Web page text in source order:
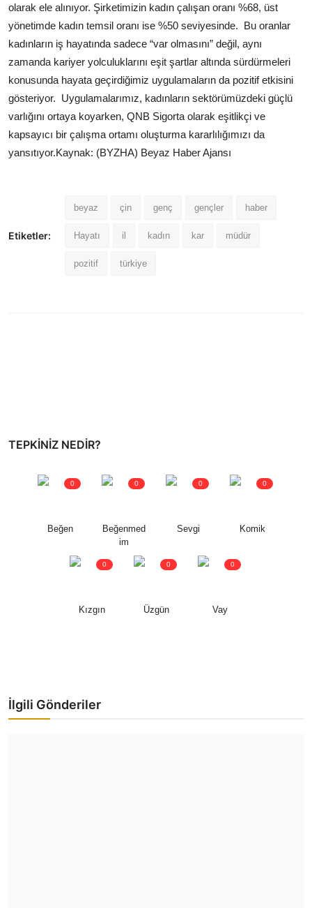
olarak ele alınıyor. Şirketimizin kadın çalışan oranı %68, üst
yönetimde kadın temsil oranı ise %50 seviyesinde. Bu oranlar
kadınların iş hayatında sadece “var olmasını” değil, aynı
zamanda kariyer yolculuklarını eşit şartlar altında sürdürmeleri
konusunda hayata geçirdiğimiz uygulamaların da pozitif etkisini
gösteriyor. Uygulamalarımız, kadınların sektörümüzdeki güçlü
varlığını ortaya koyarken, QNB Sigorta olarak eşitlikçi ve
kapsayıcı bir çalışma ortamı oluşturma kararlılığımızı da
yansıtıyor.Kaynak: (BYZHA) Beyaz Haber Ajansı
Etiketler:
beyaz çin genç gençler haber
Hayatı il kadın kar müdür
pozitif türkiye
TEPKINIZ NEDIR?
Beğen
0
Beğenmed
im
0
Sevgi
0
Komik
0
Kızgın
0
Üzgün
0
Vay
0
İlgili Gönderiler